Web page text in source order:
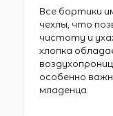
Все бортики
чехлы, что
чистоту и
хлопка
особенно
младенца.